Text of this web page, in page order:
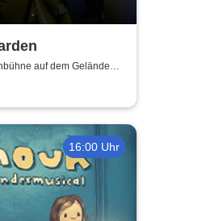
auf dem Gelände
Neuss
16:00 Uhr